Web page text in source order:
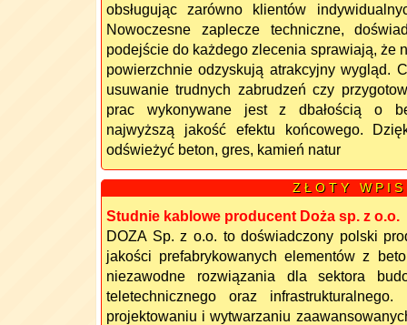
obsługując zarówno klientów
Nowoczesne zaplecze techniczne,
podejście do każdego zlecenia sprawiają, że
powierzchnie odzyskują atrakcyjny wygląd.
usuwanie trudnych zabrudzeń czy
prac wykonywane jest z dbałością o
najwyższą jakość efektu końcowego.
odświeżyć beton, gres, kamień natur
Z Ł O T Y W P I S
Studnie kablowe producent Doża sp. z o.o.
DOZA Sp. z o.o. to doświadczony polski
jakości prefabrykowanych elementów z
niezawodne rozwiązania dla sektora
teletechnicznego oraz
projektowaniu i wytwarzaniu